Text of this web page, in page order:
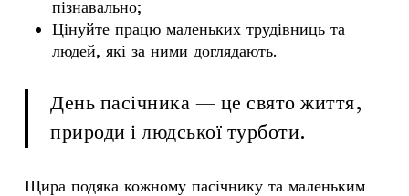
пізнавально;
Цінуйте працю маленьких трудівниць та
людей, які за ними доглядають.
День пасічника — це свято життя,
природи і людської турботи.
Щира подяка кожному пасічнику та маленьким